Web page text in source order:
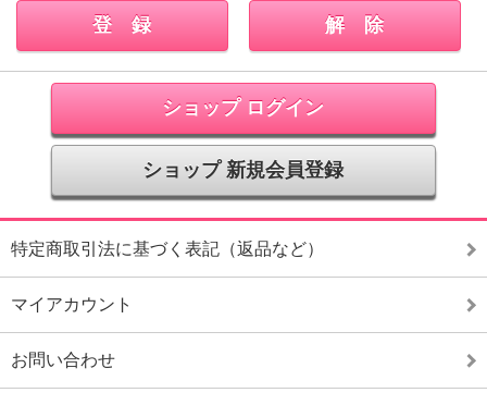
ショップ ログイン
ショップ 新規会員登録
特定商取引法に基づく表記（返品など）
マイアカウント
お問い合わせ